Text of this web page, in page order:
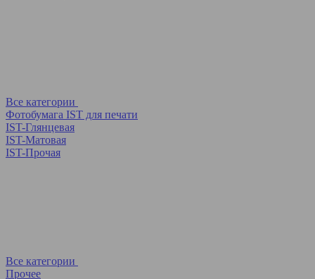
Все категории
Фотобумага IST для печати
IST-Глянцевая
IST-Матовая
IST-Прочая
Все категории
Прочее